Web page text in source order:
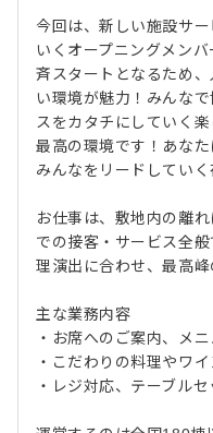
今回は、新しい施設サ
いくオープニングメン
斉スタートとなるため
い環境が魅力！みんな
スをカタチにしていく
最高の環境です！あなた
みんなをリードしていく
お仕事は、敷地内の離
での接客・サービス全
理演出に合わせ、最高峰
主な業務内容
・お席へのご案内、メ
・こだわりの料理やワ
・レジ対応、テーブル